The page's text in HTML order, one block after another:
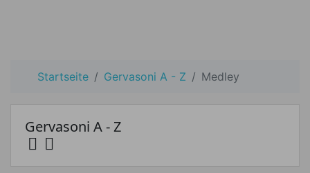
Startseite Gervasoni A - Z Medley
Gervasoni A - Z
 